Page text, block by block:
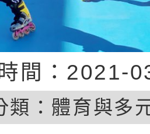
間：2021-
類： 體育與多